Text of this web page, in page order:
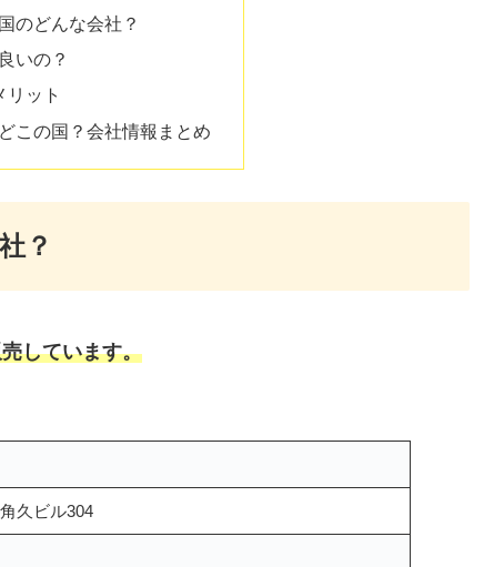
のどんな会社？
いの？
リット
この国？会社情報まとめ
？
しています。
久ビル304